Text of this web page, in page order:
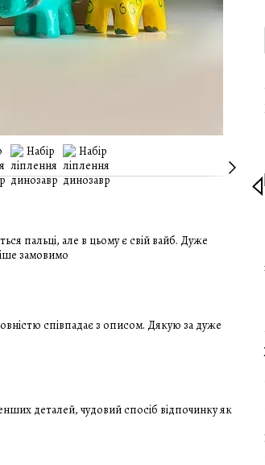
пальці, але в цьому є свій вайб. Дуже
замовимо
співпадає з описом. Дякую за дуже
деталей, чудовий спосіб відпочинку як